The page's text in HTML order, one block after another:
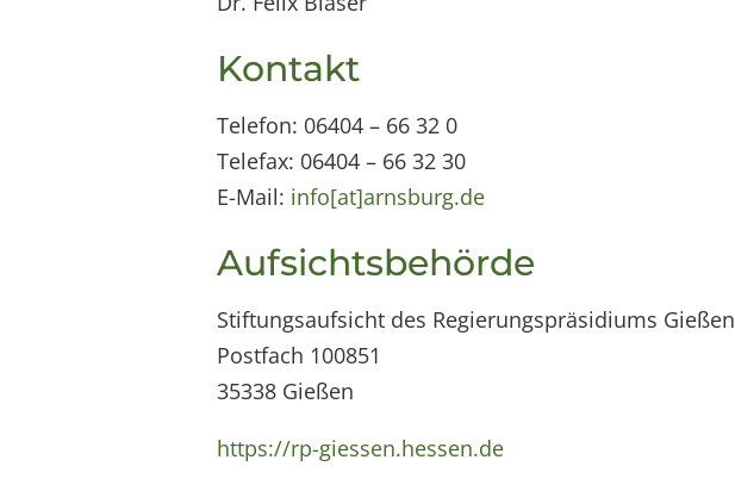
Kontakt
Telefon: 06404 – 66 32 0
Telefax: 06404 – 66 32 30
E-Mail: info[at]arnsburg.de
Aufsichtsbehörde
Stiftungsaufsicht des Regierungspräsidiums Gießen
Postfach 100851
35338 Gießen
https://rp-giessen.hessen.de